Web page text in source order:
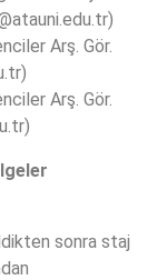
Arş. Gör.
Arş. Gör.
sonra staj